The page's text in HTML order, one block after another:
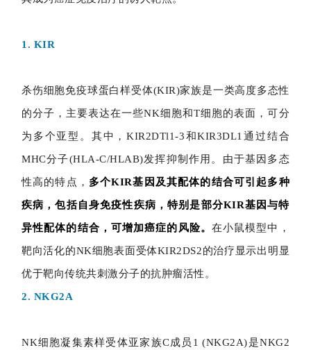
1. KIR
杀伤细胞免疫球蛋白样受体(KIR)家族是一类高度多态性
的分子，主要表达在一些NK细胞和T细胞的表面，可分
为多个亚型。其中，KIR2DTl1-3和KIR3DL1通过结合
MHC分子(HLA-C/HLAB)发挥抑制作用。由于基因多态
性高的特点， 多个KIR基因及其配体的结合可引起多种
疾病，包括自身免疫性疾病，特别是部分KIR基因与特
异性配体的结合，可增加癌症的风险。 在小鼠模型中，
靶向活化的NK细胞表面受体KIR2DS2的治疗显示出明显
优于靶向传统共刺激分子的抗肿瘤活性。
2. NKG2A
NK细胞凝集素样受体亚家族C成员1 (NKG2A)是NKG2